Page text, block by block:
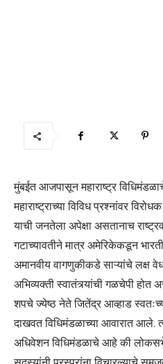
मुंबईत आजपासून महाराष्ट्र
महाराष्ट्राच्या विविध प्रश्नांवर
याची जनतेला अपेक्षा असतानाच
गटाच्यावतीने मात्र अमेरिकेकडून
अमानवीय वागणुकीकडे साऱ्यांचे लक्ष
अभिव्यक्ती स्वातंत्र्यांची गळचेपी होत
शपचे ज्येष्ठ नेते जितेंद्र आव्हाड
दाखवत विधिमंडळाच्या आवारात
अधिवेशन विधिमंडळाचे आहे की